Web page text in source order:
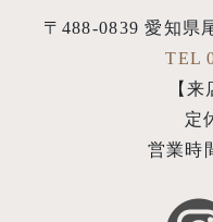
〒488-0839 愛知県
TEL
【
定
営業時